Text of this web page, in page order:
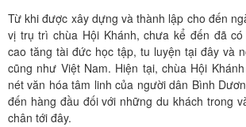
Từ khi được xây dựng và thành lập cho đến
vị trụ trì chùa Hội Khánh, chưa kể đến đã
cao tăng tài đức học tập, tu luyện tại đây và
cũng như Việt Nam. Hiện tại, chùa Hội
nét văn hóa tâm linh của người dân Bình
đến hàng đầu đối với những du khách trong
chân tới đây.